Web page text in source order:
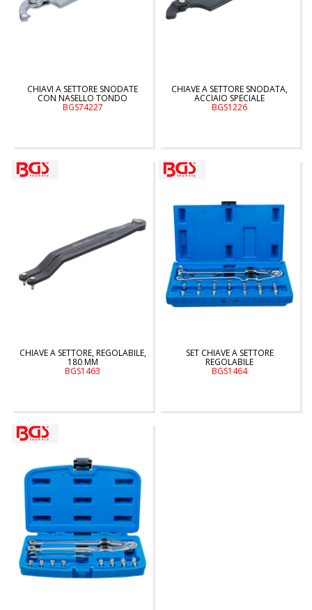
CHIAVI A SETTORE SNODATE
CON NASELLO TONDO
BGS74227
CHIAVE A SETTORE SNODATA,
ACCIAIO SPECIALE
BGS1226
CHIAVE A SETTORE, REGOLABILE,
180 MM
BGS1463
SET CHIAVE A SETTORE
REGOLABILE
BGS1464